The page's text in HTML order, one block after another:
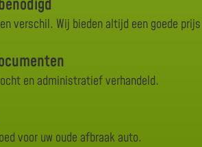
verschil. Wij bieden altijd een goede prijs
en administratief verhandeld.
voor uw oude afbraak auto.